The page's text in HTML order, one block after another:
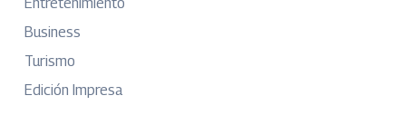
Business
Turismo
Edición Impresa